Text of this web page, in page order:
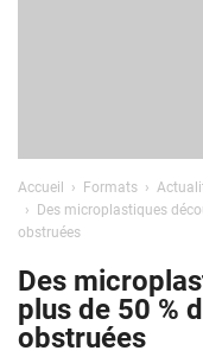
Accueil Formats
Des microplastiques
obstruées
Des
plus de 50 %
obstruées